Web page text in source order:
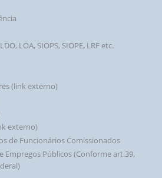
LOA, SIOPS, SIOPE, LRF etc.
(link externo)
externo)
de Funcionários Comissionados
Empregos Públicos (Conforme art.39,